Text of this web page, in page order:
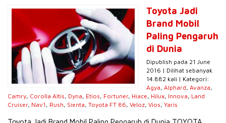
Toyota Jadi
Brand Mobil
Paling Pengaruh
di Dunia
Dipublish pada 21 June
2016 | Dilihat sebanyak
14.882 kali | Kategori:
Agya, Alphard, Avanza,
Camry, Corolla Altis, Dyna, Etios, Fortuner, Hiace, Hilux, Innova, Land
Cruiser, Nav1 , Rush, Sienta, Toyota FT 86, Veloz, Vios, Yaris